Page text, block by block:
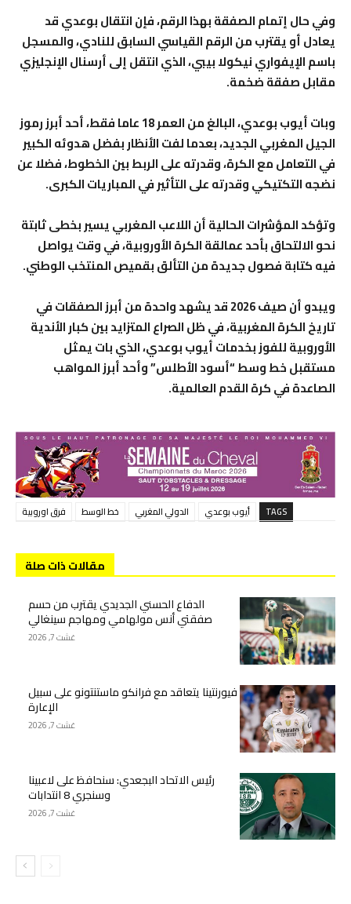
وفي حال إتمام الصفقة بهذا الرقم، فإن انتقال بوعدي قد
يعادل أو يقترب من الرقم القياسي السابق للنادي، والمسجل
باسم الإيفواري نيكولا بيبي، الذي انتقل إلى أرسنال الإنجليزي
مقابل صفقة ضخمة.
وبات أيوب بوعدي، البالغ من العمر 18 عاما فقط، أحد أبرز رموز
الجيل المغربي الجديد، بعدما لفت الأنظار بفضل هدوئه الكبير
في التعامل مع الكرة، وقدرته على الربط بين الخطوط، فضلا عن
نضجه التكتيكي وقدرته على التأثير في المباريات الكبرى.
وتؤكد المؤشرات الحالية أن اللاعب المغربي يسير بخطى ثابتة
نحو الالتحاق بأحد عمالقة الكرة الأوروبية، في وقت يواصل
فيه كتابة فصول جديدة من التألق بقميص المنتخب الوطني.
ويبدو أن صيف 2026 قد يشهد واحدة من أبرز الصفقات في
تاريخ الكرة المغربية، في ظل الصراع المتزايد بين كبار الأندية
الأوروبية للفوز بخدمات أيوب بوعدي، الذي بات يمثل
مستقبل خط وسط “أسود الأطلس” وأحد أبرز المواهب
الصاعدة في كرة القدم العالمية.
TAGS أيوب بوعدي الدولي المغربي خط الوسط فرق اوروبية
مقالات ذات صلة
الدفاع الحسني الجديدي يقترب من حسم
صفقتي أنس مولهامي ومهاجم سينغالي
غشت 7, 2026
فيورنتينا يتعاقد مع فرانكو ماستنتونو على سبيل
الإعارة
غشت 7, 2026
رئيس الاتحاد البجعدي: سنحافظ على لاعبينا
وسنجري 8 انتدابات
غشت 7, 2026